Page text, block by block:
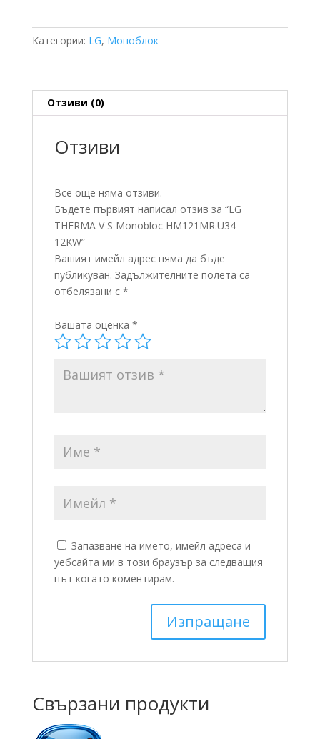
Категории: LG, Моноблок
Отзиви (0)
Отзиви
Все още няма отзиви.
Бъдете първият написал отзив за “LG
THERMA V S Monobloc HM121MR.U34
12KW”
Вашият имейл адрес няма да бъде
публикуван. Задължителните полета са
отбелязани с *
Вашата оценка *
Запазване на името, имейл адреса и
уебсайта ми в този браузър за следващия
път когато коментирам.
Свързани продукти